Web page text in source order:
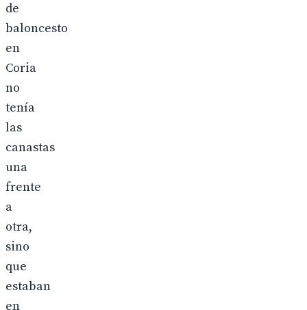
de
baloncesto
en
Coria
no
tenía
las
canastas
una
frente
a
otra,
sino
que
estaban
en